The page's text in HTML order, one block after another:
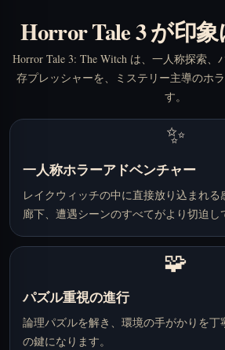
Horror Tale 3 が印
Horror Tale 3: The Witch は、一人称探索、
存プレッシャーを、ミステリー主導のホ
す。
✨
一人称ホラーアドベンチャー
レイクウィッチの中に直接放り込まれる
廊下、遭遇シーンのすべてがより切迫し
🧩
パズル重視の進行
論理パズルを解き、環境の手がかりを丁
の鍵になります。